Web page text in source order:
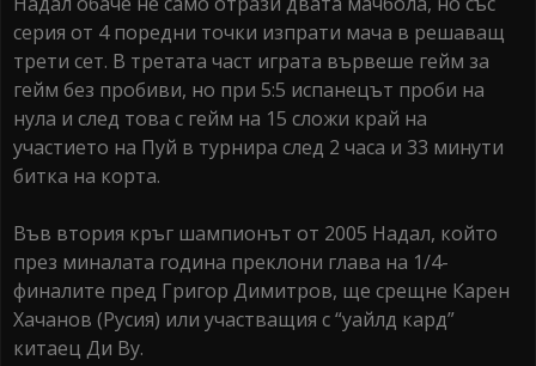
серия от 4 поредни точки изпрати мача в решаващ
трети сет. В третата част играта вървеше гейм за
гейм без пробиви, но при 5:5 испанецът проби на
нула и след това с гейм на 15 сложи край на
участието на Пуй в турнира след 2 часа и 33 минути
битка на корта.
Във втория кръг шампионът от 2005 Надал, който
през миналата година преклони глава на 1/4-
финалите пред Григор Димитров, ще срещне Карен
Хачанов (Русия) или участващия с “уайлд кард”
китаец Ди Ву.